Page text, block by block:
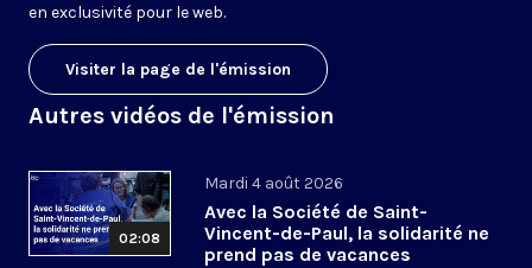
en exclusivité pour le web.
Visiter la page de l'émission
Autres vidéos de l'émission
02:08
Mardi 4 août 2026
Avec la Société de Saint-
Vincent-de-Paul, la solidarité ne
prend pas de vacances